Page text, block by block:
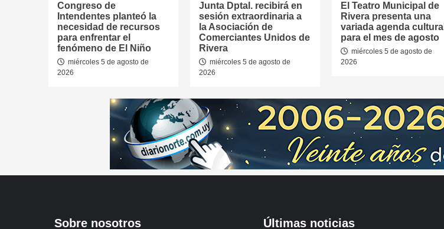
Congreso de
Intendentes planteó la
necesidad de recursos
para enfrentar el
fenómeno de El Niño
miércoles 5 de agosto de
2026
Junta Dptal. recibirá en
sesión extraordinaria a
la Asociación de
Comerciantes Unidos de
Rivera
miércoles 5 de agosto de
2026
El Teatro Municipal de
Rivera presenta una
variada agenda cultural
para el mes de agosto
miércoles 5 de agosto de
2026
Sobre nosotros Últimas noticias